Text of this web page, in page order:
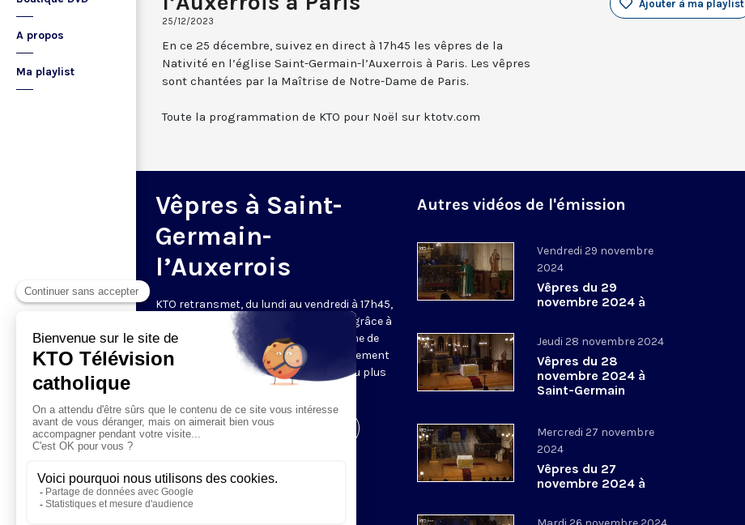
A propos
Ma playlist
25/12/2023
Ajouter à ma playlist
En ce 25 décembre, suivez en direct à 17h45 les vêpres de la
Nativité en l’église Saint-Germain-l’Auxerrois à Paris. Les vêpres
sont chantées par la Maîtrise de Notre-Dame de Paris.
Toute la programmation de KTO pour Noël sur ktotv.com
Vêpres à Saint-
Germain-
l’Auxerrois
KTO retransmet, du lundi au vendredi à 17h45,
les vêpres en direct de Saint-Germain grâce à
une technologie innovante : un système de
captation multicaméra en direct totalement
automatisé, qui offre une réalisation au plus
près de la célébration.
Visiter la page de l'émission
Autres vidéos de l'émission
Vendredi 29 novembre
2024
Vêpres du 29
novembre 2024 à
Jeudi 28 novembre 2024
Vêpres du 28
novembre 2024 à
Saint-Germain
Mercredi 27 novembre
2024
Vêpres du 27
novembre 2024 à